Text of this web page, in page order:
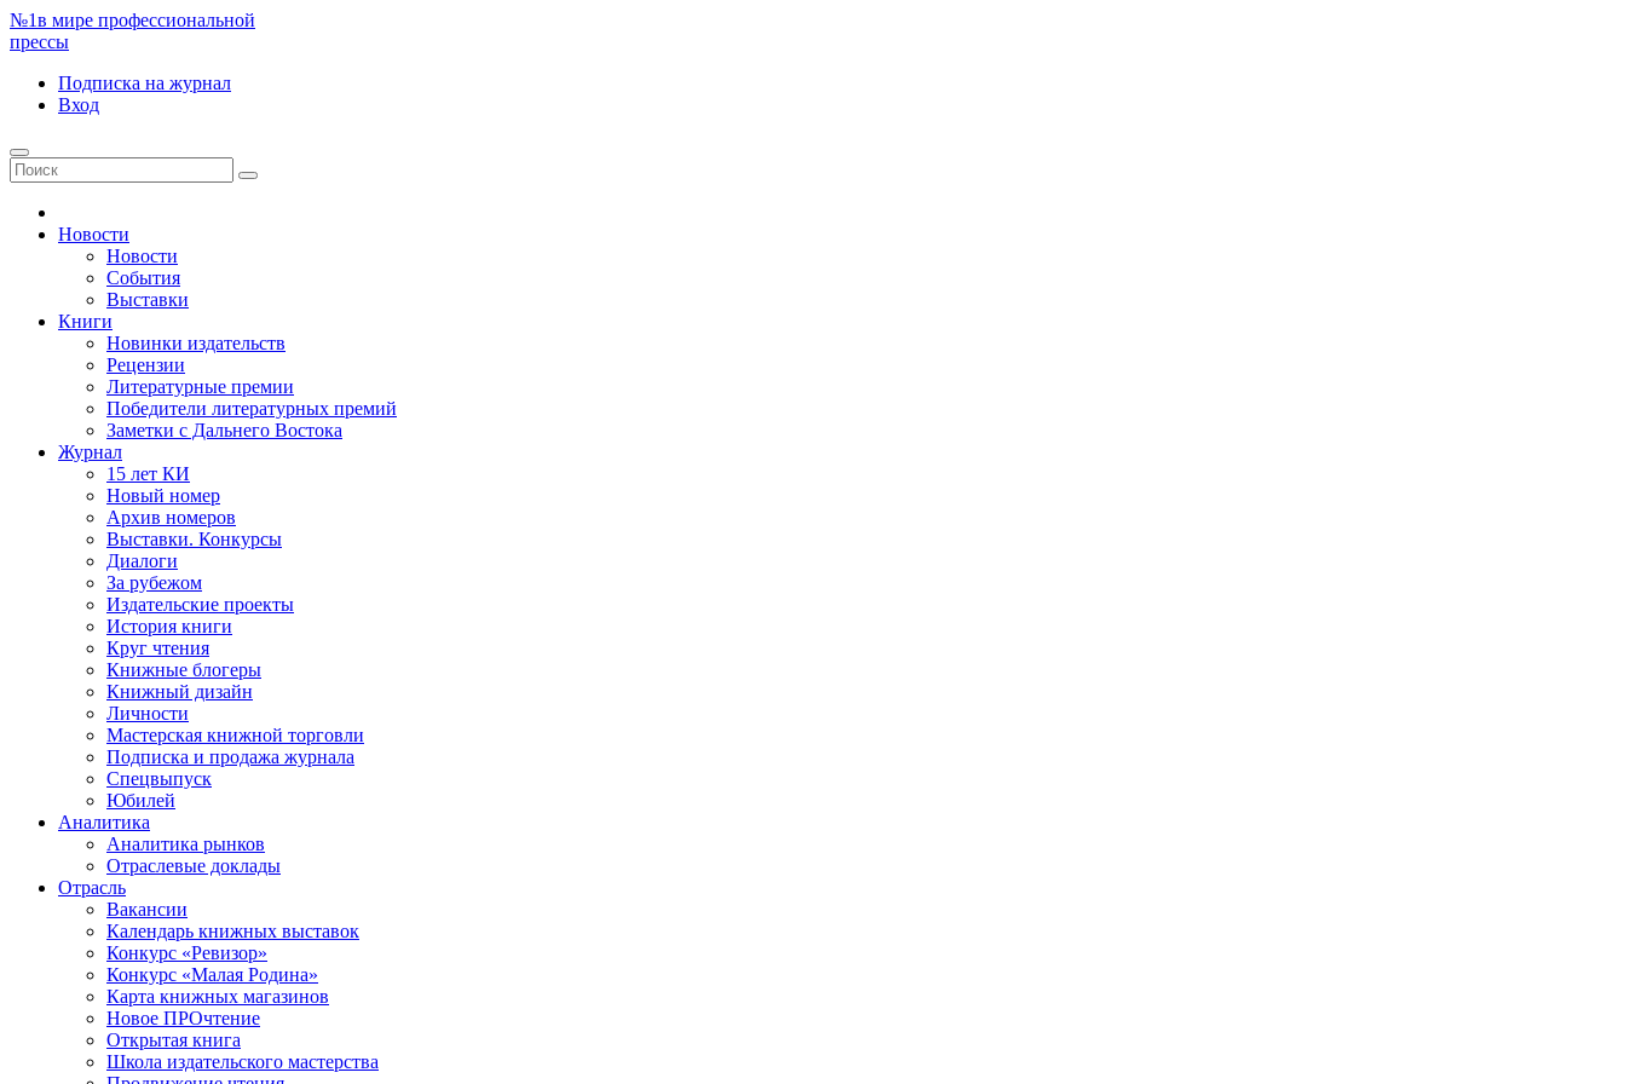
№1в мире профессиональной
прессы
Подписка на журнал
Вход
Новости
Новости
События
Выставки
Книги
Новинки издательств
Рецензии
Литературные премии
Победители литературных премий
Заметки с Дальнего Востока
Журнал
15 лет КИ
Новый номер
Архив номеров
Выставки. Конкурсы
Диалоги
За рубежом
Издательские проекты
История книги
Круг чтения
Книжные блогеры
Книжный дизайн
Личности
Мастерская книжной торговли
Подписка и продажа журнала
Спецвыпуск
Юбилей
Аналитика
Аналитика рынков
Отраслевые доклады
Отрасль
Вакансии
Календарь книжных выставок
Конкурс «Ревизор»
Конкурс «Малая Родина»
Карта книжных магазинов
Новое ПРОчтение
Открытая книга
Школа издательского мастерства